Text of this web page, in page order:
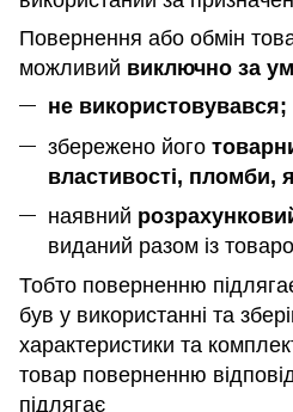
Повернення або обмін
можливий виключно за
не використовувався;
збережено його
властивості, пломби,
наявний
виданий разом із
Тобто поверненню
був у використанні та
характеристики та
товар поверненню
підлягає